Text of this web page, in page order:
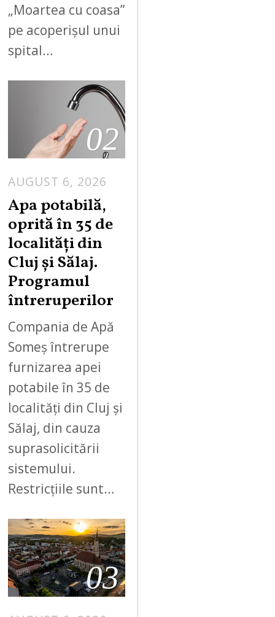
„Moartea cu coasa”
pe acoperișul unui
spital…
02
AUGUST 6, 2026
Apa potabilă,
oprită în 35 de
localități din
Cluj și Sălaj.
Programul
întreruperilor
Compania de Apă
Someș întrerupe
furnizarea apei
potabile în 35 de
localități din Cluj și
Sălaj, din cauza
suprasolicitării
sistemului.
Restricțiile sunt…
03